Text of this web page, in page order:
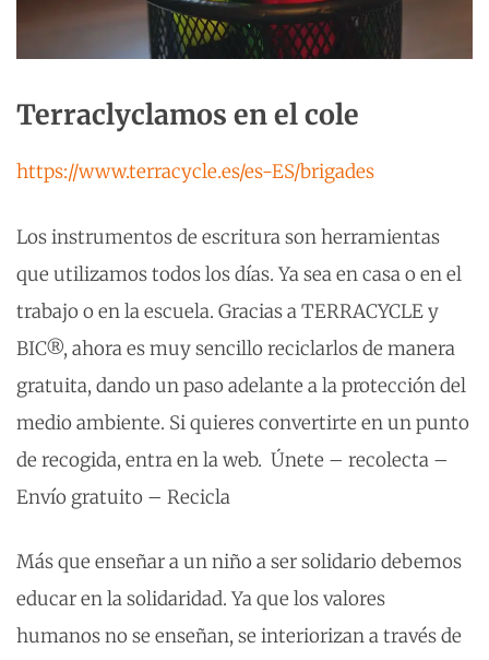
Terraclyclamos en el cole
https://www.terracycle.es/es-ES/brigades
Los instrumentos de escritura son herramientas
que utilizamos todos los días. Ya sea en casa o en el
trabajo o en la escuela. Gracias a TERRACYCLE y
BIC®, ahora es muy sencillo reciclarlos de manera
gratuita, dando un paso adelante a la protección del
medio ambiente. Si quieres convertirte en un punto
de recogida, entra en la web. Únete – recolecta –
Envío gratuito – Recicla
Más que enseñar a un niño a ser solidario debemos
educar en la solidaridad. Ya que los valores
humanos no se enseñan, se interiorizan a través de